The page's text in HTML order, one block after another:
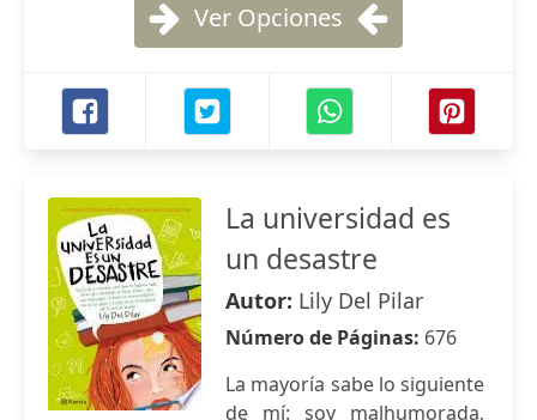
Ver Opciones
La universidad es
un desastre
Autor: Lily Del Pilar
Número de Páginas: 676
La mayoría sabe lo siguiente
de mí: soy malhumorada,